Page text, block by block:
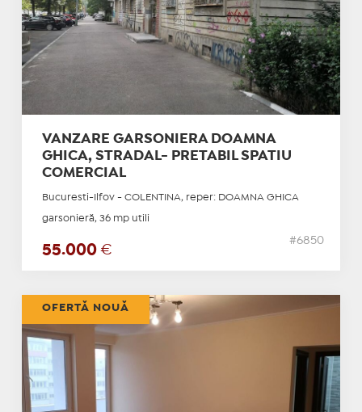
VANZARE GARSONIERA DOAMNA
GHICA, STRADAL- PRETABIL SPATIU
COMERCIAL
Bucuresti-Ilfov - COLENTINA, reper: DOAMNA GHICA
garsonieră, 36 mp utili
55.000 €
#6850
OFERTĂ NOUĂ